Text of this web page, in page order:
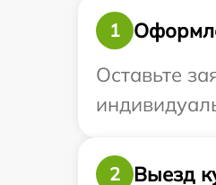
1
Оставьте
2
Выезд